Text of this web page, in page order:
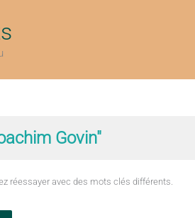
Govin"
réessayer avec des mots clés différents.